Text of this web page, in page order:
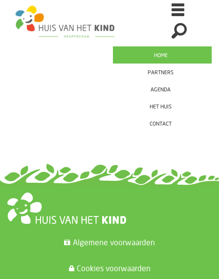
HOME
PARTNERS
AGENDA
HET HUIS
CONTACT
Algemene voorwaarden
Cookies voorwaarden